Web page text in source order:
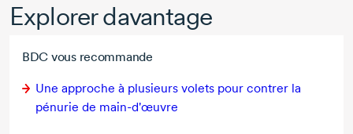
Explorer davantage
BDC vous recommande
Une approche à plusieurs volets pour contrer la
pénurie de main-d'œuvre